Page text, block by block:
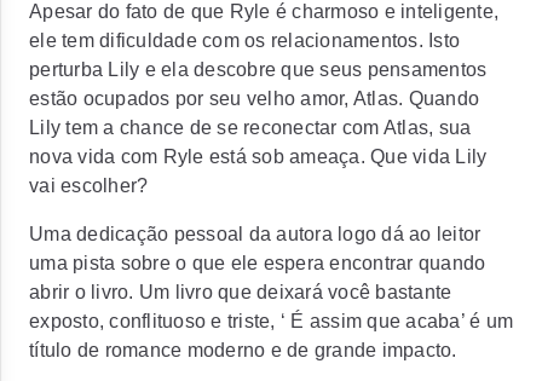
Apesar do fato de que Ryle é charmoso e inteligente,
ele tem dificuldade com os relacionamentos. Isto
perturba Lily e ela descobre que seus pensamentos
estão ocupados por seu velho amor, Atlas. Quando
Lily tem a chance de se reconectar com Atlas, sua
nova vida com Ryle está sob ameaça. Que vida Lily
vai escolher?
Uma dedicação pessoal da autora logo dá ao leitor
uma pista sobre o que ele espera encontrar quando
abrir o livro. Um livro que deixará você bastante
exposto, conflituoso e triste, ‘ É assim que acaba’ é um
título de romance moderno e de grande impacto.